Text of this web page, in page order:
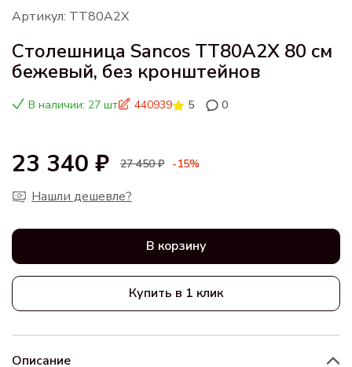
Артикул: TT80A2X
Столешница Sancos TT80A2X 80 см
бежевый, без кронштейнов
В наличии: 27 шт 440939 5 0
23 340 ₽ 27 450 ₽ -15%
Нашли дешевле?
В корзину
Купить в 1 клик
Описание